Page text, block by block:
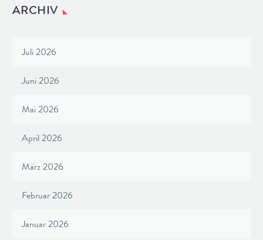
ARCHIV
Juli 2026
Juni 2026
Mai 2026
April 2026
März 2026
Februar 2026
Januar 2026